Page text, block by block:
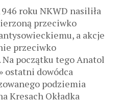
roku NKWD nasiliła
przeciwko
a akcje
przeciwko
początku tego Anatol
ostatni dowódca
podziemia
Kresach Okładka